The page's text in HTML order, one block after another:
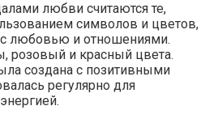
любви считаются те,
символов и цветов,
любовью и отношениями.
розовый и красный цвета.
создана с позитивными
регулярно для